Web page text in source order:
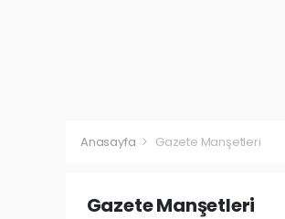
Anasayfa Gazete Manşetleri
Gazete Manşetleri